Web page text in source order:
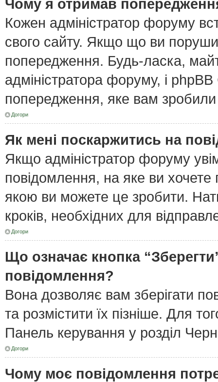
Чому я отримав
Кожен адміністратор форуму
свого сайту. Якщо що ви
попередження. Будь-ласка,
адміністратора форуму, і
попередження, яке вам
Догори
Як мені поскаржитись на
Якщо адміністратор форуму
повідомлення, на яке ви хочете
якою ви можете це зробити.
кроків, необхідних для
Догори
Що означає кнопка
повідомлення?
Вона дозволяє вам зберігати
та розмістити їх пізніше. Для
Панель керування у розділ
Догори
Чому моє повідомлення